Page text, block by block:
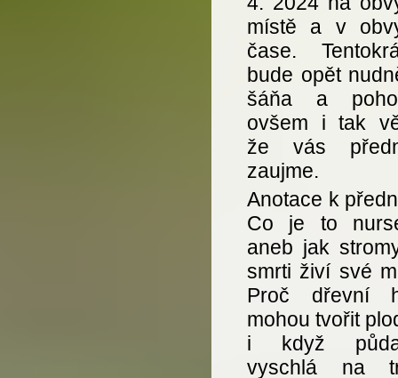
místě a v
čase.
bude opět
šáňa a
ovšem i tak
že vás
zaujme.
Anotace k
Co je to
aneb jak
smrti živí své
Proč dřevní
mohou tvořit
i když
vyschlá na